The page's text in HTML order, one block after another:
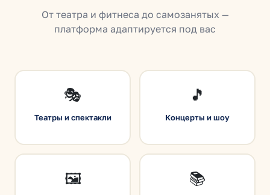
От театра и фитнеса до самозанятых —
платформа адаптируется под вас
🎭
Театры и спектакли
🎵
Концерты и шоу
🖼️ 📚